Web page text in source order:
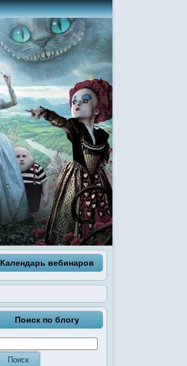
Календарь вебинаров
Поиск по блогу